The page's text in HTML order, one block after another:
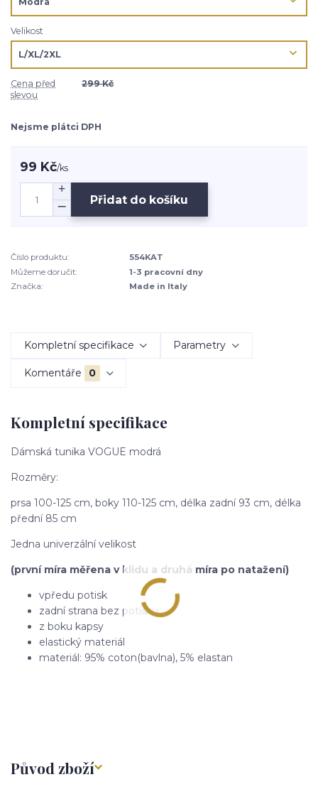
Velikost
Cena před
slevou
299 Kč
Nejsme plátci DPH
99 Kč/ks
Přidat do košíku
Číslo produktu:
554KAT
Můžeme doručit:
1-3 pracovní dny
Značka:
Made in Italy
Kompletní specifikace Parametry
Komentáře 0
Kompletní specifikace
Dámská tunika VOGUE modrá
Rozměry:
prsa 100-125 cm, boky 110-125 cm, délka zadní 93 cm, délka
přední 85 cm
Jedna univerzální velikost
(první míra měřena v klidu a druhá míra po natažení)
vpředu potisk
zadní strana bez potisku
z boku kapsy
elastický materiál
materiál: 95% coton(bavlna), 5% elastan
Původ zboží